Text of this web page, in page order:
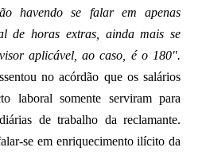
havendo se falar em apenas
de horas extras, ainda mais se
aplicável, ao caso, é o 180".
no acórdão que os salários
laboral somente serviram para
de trabalho da reclamante.
se em enriquecimento ilícito da